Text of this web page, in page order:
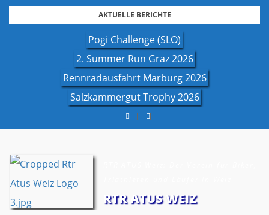
Skip
AKTUELLE BERICHTE
Pogi Challenge (SLO)
2. Summer Run Graz 2026
Rennradausfahrt Marburg 2026
Salzkammergut Trophy 2026
RTR ATUS WEIZ